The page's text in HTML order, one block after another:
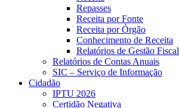
Repasses
Receita por Fonte
Receita por Órgão
Conhecimento de Receita
Relatórios de Gestão Fiscal
Relatórios de Contas Anuais
SIC – Serviço de Informação
Cidadão
IPTU 2026
Certidão Negativa